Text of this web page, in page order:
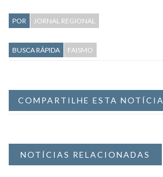
POR JORNAL REGIONAL
BUSCA RÁPIDA FAISMO
COMPARTILHE ESTA NOTÍCIA
NOTÍCIAS RELACIONADAS